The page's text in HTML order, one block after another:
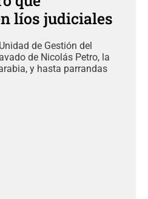
líos judiciales
de Gestión del
de Nicolás Petro, la
y hasta parrandas